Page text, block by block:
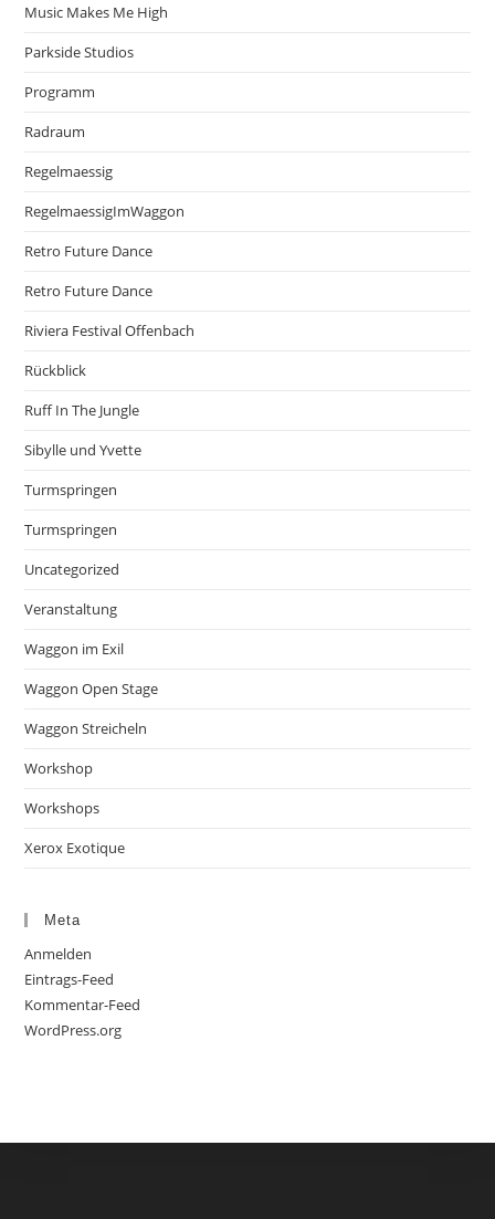
Music Makes Me High
Parkside Studios
Programm
Radraum
Regelmaessig
RegelmaessigImWaggon
Retro Future Dance
Retro Future Dance
Riviera Festival Offenbach
Rückblick
Ruff In The Jungle
Sibylle und Yvette
Turmspringen
Turmspringen
Uncategorized
Veranstaltung
Waggon im Exil
Waggon Open Stage
Waggon Streicheln
Workshop
Workshops
Xerox Exotique
Meta
Anmelden
Eintrags-Feed
Kommentar-Feed
WordPress.org